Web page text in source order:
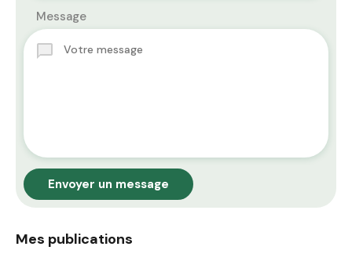
Message
Envoyer un message
Mes publications